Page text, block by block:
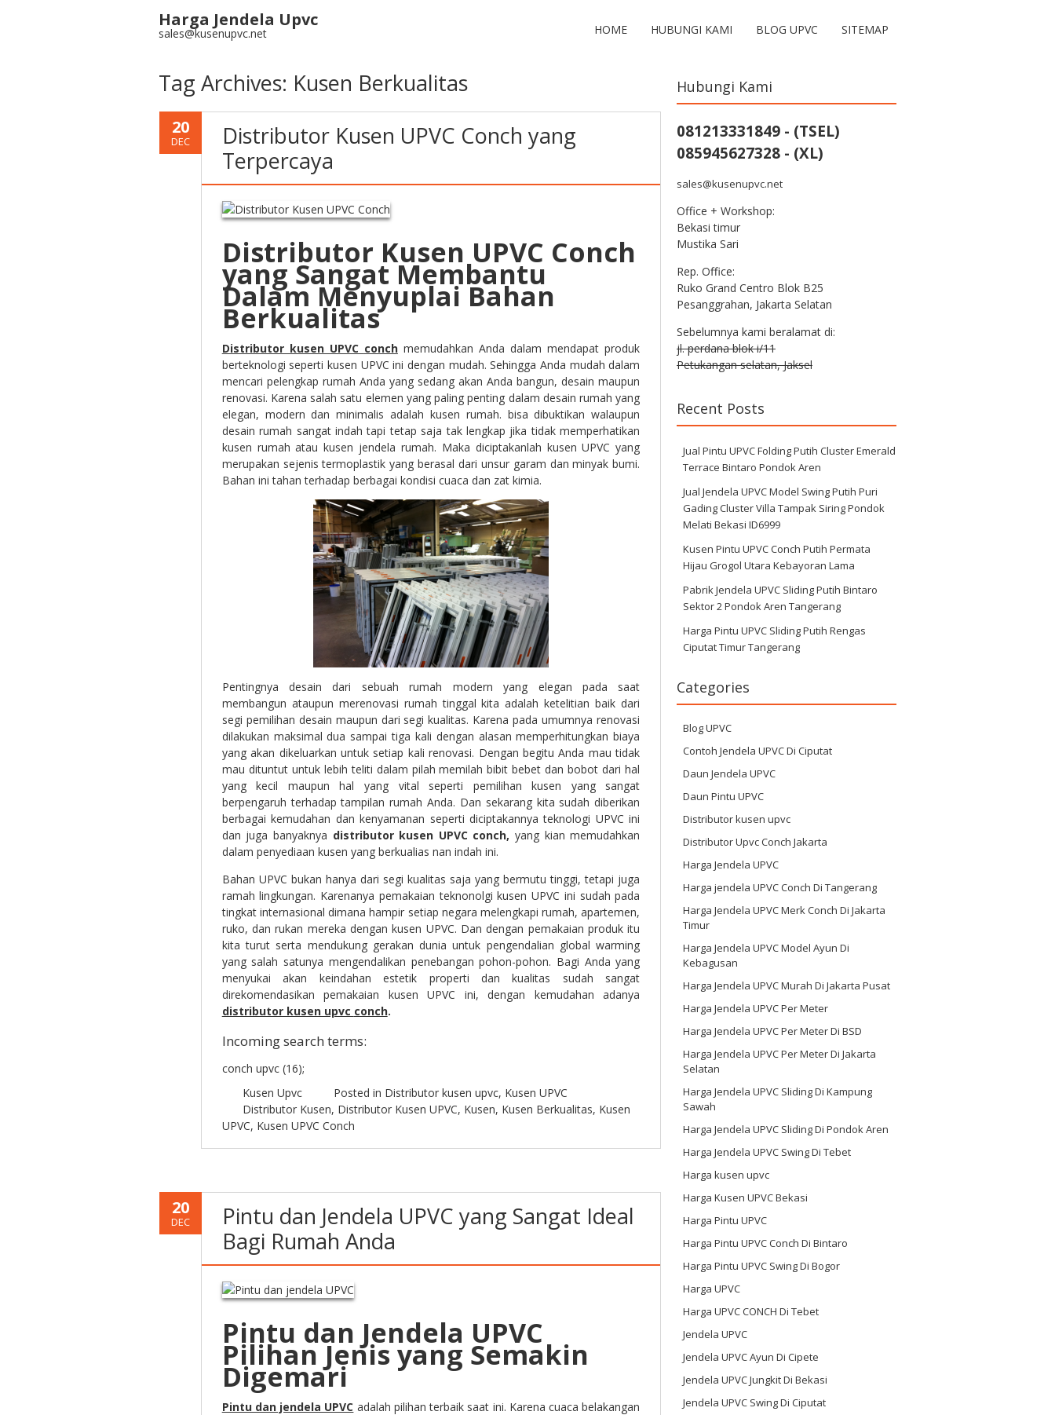
Harga Jendela Upvc
sales@kusenupvc.net HOME HUBUNGI KAMI BLOG UPVC SITEMAP
Tag Archives: Kusen Berkualitas
20
DEC
Distributor Kusen UPVC Conch yang
Terpercaya
Distributor Kusen UPVC Conch
yang Sangat Membantu
Dalam Menyuplai Bahan
Berkualitas
Distributor kusen UPVC conchmemudahkan Anda dalam mendapat produk
berteknologi seperti kusen UPVC ini dengan mudah. Sehingga Anda mudah dalam
mencari pelengkap rumah Anda yang sedang akan Anda bangun, desain maupun
renovasi. Karena salah satu elemen yang paling penting dalam desain rumah yang
elegan, modern dan minimalis adalah kusen rumah. bisa dibuktikan walaupun
desain rumah sangat indah tapi tetap saja tak lengkap jika tidak memperhatikan
kusen rumah atau kusen jendela rumah. Maka diciptakanlah kusen UPVC yang
merupakan sejenis termoplastik yang berasal dari unsur garam dan minyak bumi.
Bahan ini tahan terhadap berbagai kondisi cuaca dan zat kimia.
Pentingnya desain dari sebuah rumah modern yang elegan pada saat
membangun ataupun merenovasi rumah tinggal kita adalah ketelitian baik dari
segi pemilihan desain maupun dari segi kualitas. Karena pada umumnya renovasi
dilakukan maksimal dua sampai tiga kali dengan alasan memperhitungkan biaya
yang akan dikeluarkan untuk setiap kali renovasi. Dengan begitu Anda mau tidak
mau dituntut untuk lebih teliti dalam pilah memilah bibit bebet dan bobot dari hal
yang kecil maupun hal yang vital seperti pemilihan kusen yang sangat
berpengaruh terhadap tampilan rumah Anda. Dan sekarang kita sudah diberikan
berbagai kemudahan dan kenyamanan seperti diciptakannya teknologi UPVC ini
dan juga banyaknya distributor kusen UPVC conch,yang kian memudahkan
dalam penyediaan kusen yang berkualias nan indah ini.
Bahan UPVC bukan hanya dari segi kualitas saja yang bermutu tinggi, tetapi juga
ramah lingkungan. Karenanya pemakaian teknonolgi kusen UPVC ini sudah pada
tingkat internasional dimana hampir setiap negara melengkapi rumah, apartemen,
ruko, dan rukan mereka dengan kusen UPVC. Dan dengan pemakaian produk itu
kita turut serta mendukung gerakan dunia untuk pengendalian global warming
yang salah satunya mengendalikan penebangan pohon-pohon. Bagi Anda yang
menyukai akan keindahan estetik properti dan kualitas sudah sangat
direkomendasikan pemakaian kusen UPVC ini, dengan kemudahan adanya
distributor kusen upvc conch.
Incoming search terms:
conch upvc (16);
Kusen Upvc
Posted in Distributor kusen upvc, Kusen UPVC
Distributor Kusen, Distributor Kusen UPVC, Kusen, Kusen Berkualitas, Kusen
UPVC, Kusen UPVC Conch
20
DEC
Pintu dan Jendela UPVC yang Sangat Ideal
Bagi Rumah Anda
Pintu dan Jendela UPVC
Pilihan Jenis yang Semakin
Digemari
Pintu dan jendela UPVC adalah pilihan terbaik saat ini. Karena cuaca belakangan
Hubungi Kami
081213331849 - (TSEL)
085945627328 - (XL)
sales@kusenupvc.net
Office + Workshop:
Bekasi timur
Mustika Sari
Rep. Office:
Ruko Grand Centro Blok B25
Pesanggrahan, Jakarta Selatan
Sebelumnya kami beralamat di:
jl. perdana blok i/11
Petukangan selatan, Jaksel
Recent Posts
Jual Pintu UPVC Folding Putih Cluster Emerald
Terrace Bintaro Pondok Aren
Jual Jendela UPVC Model Swing Putih Puri
Gading Cluster Villa Tampak Siring Pondok
Melati Bekasi ID6999
Kusen Pintu UPVC Conch Putih Permata
Hijau Grogol Utara Kebayoran Lama
Pabrik Jendela UPVC Sliding Putih Bintaro
Sektor 2 Pondok Aren Tangerang
Harga Pintu UPVC Sliding Putih Rengas
Ciputat Timur Tangerang
Categories
Blog UPVC
Contoh Jendela UPVC Di Ciputat
Daun Jendela UPVC
Daun Pintu UPVC
Distributor kusen upvc
Distributor Upvc Conch Jakarta
Harga Jendela UPVC
Harga jendela UPVC Conch Di Tangerang
Harga Jendela UPVC Merk Conch Di Jakarta
Timur
Harga Jendela UPVC Model Ayun Di
Kebagusan
Harga Jendela UPVC Murah Di Jakarta Pusat
Harga Jendela UPVC Per Meter
Harga Jendela UPVC Per Meter Di BSD
Harga Jendela UPVC Per Meter Di Jakarta
Selatan
Harga Jendela UPVC Sliding Di Kampung
Sawah
Harga Jendela UPVC Sliding Di Pondok Aren
Harga Jendela UPVC Swing Di Tebet
Harga kusen upvc
Harga Kusen UPVC Bekasi
Harga Pintu UPVC
Harga Pintu UPVC Conch Di Bintaro
Harga Pintu UPVC Swing Di Bogor
Harga UPVC
Harga UPVC CONCH Di Tebet
Jendela UPVC
Jendela UPVC Ayun Di Cipete
Jendela UPVC Jungkit Di Bekasi
Jendela UPVC Swing Di Ciputat